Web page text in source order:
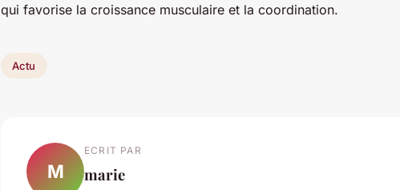
qui favorise la croissance musculaire et la coordination.
Actu
M
ECRIT PAR
marie